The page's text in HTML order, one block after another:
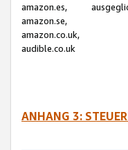
amazon.es,
amazon.se,
amazon.co.uk,
audible.co.uk
ANHANG 3: